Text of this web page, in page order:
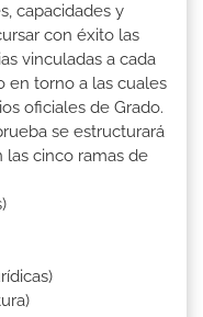
capacidades y
con éxito las
vinculadas a cada
en torno a las cuales
oficiales de Grado.
se estructurará
las cinco ramas de